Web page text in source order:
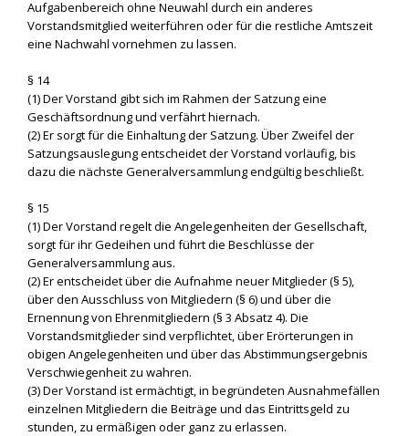
Aufgabenbereich ohne Neuwahl durch ein anderes
Vorstandsmitglied weiterführen oder für die restliche Amtszeit
eine Nachwahl vornehmen zu lassen.
§ 14
(1) Der Vorstand gibt sich im Rahmen der Satzung eine
Geschäftsordnung und verfährt hiernach.
(2) Er sorgt für die Einhaltung der Satzung. Über Zweifel der
Satzungsauslegung entscheidet der Vorstand vorläufig, bis
dazu die nächste Generalversammlung endgültig beschließt.
§ 15
(1) Der Vorstand regelt die Angelegenheiten der Gesellschaft,
sorgt für ihr Gedeihen und führt die Beschlüsse der
Generalversammlung aus.
(2) Er entscheidet über die Aufnahme neuer Mitglieder (§ 5),
über den Ausschluss von Mitgliedern (§ 6) und über die
Ernennung von Ehrenmitgliedern (§ 3 Absatz 4). Die
Vorstandsmitglieder sind verpflichtet, über Erörterungen in
obigen Angelegenheiten und über das Abstimmungsergebnis
Verschwiegenheit zu wahren.
(3) Der Vorstand ist ermächtigt, in begründeten Ausnahmefällen
einzelnen Mitgliedern die Beiträge und das Eintrittsgeld zu
stunden, zu ermäßigen oder ganz zu erlassen.